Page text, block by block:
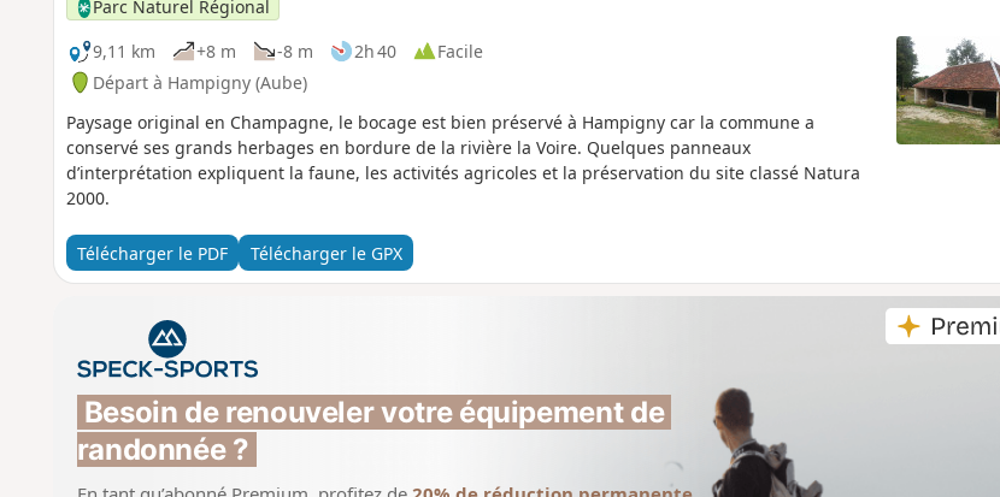
Parc Naturel Régional
9,11 km
+8 m -8 m 2h 40
Facile
Départ à Hampigny (Aube)
Paysage original en Champagne, le bocage est bien préservé à Hampigny car la commune a
conservé ses grands herbages en bordure de la rivière la Voire. Quelques panneaux
d’interprétation expliquent la faune, les activités agricoles et la préservation du site classé Natura
2000.
Télécharger le PDF Télécharger le GPX
Besoin de renouveler votre équipement de
randonnée ?